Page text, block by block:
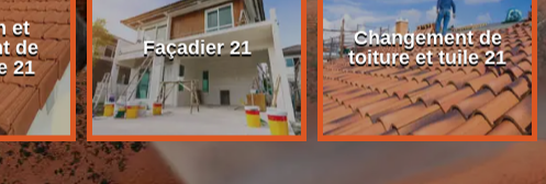
et
de
21
Façadier 21
Changement de
toiture et tuile 21